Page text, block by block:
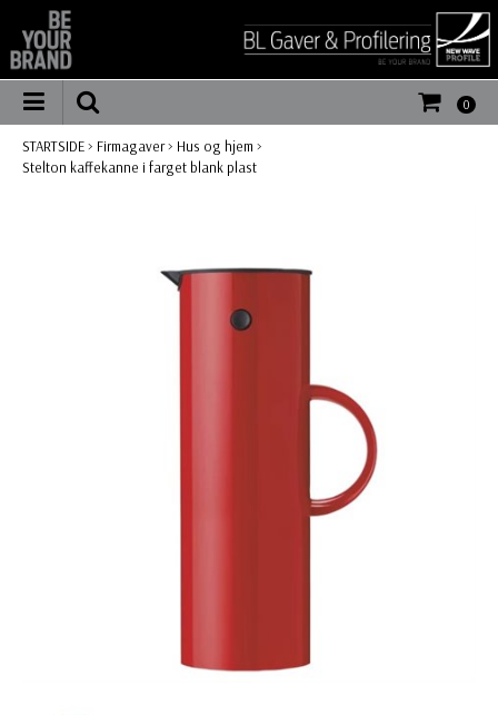
0
STARTSIDE> Firmagaver> Hus og hjem >
Stelton kaffekanne i farget blank plast